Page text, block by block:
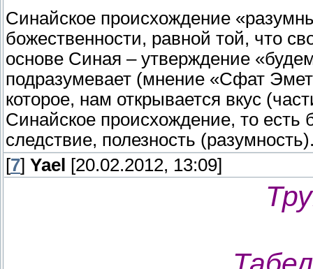
Синайское происхождение
божественности, равной той, что
основе Синая – утверждение
подразумевает (мнение «Сфат
которое, нам открывается вкус
Синайское происхождение, то есть
следствие, полезность
[7] Yael [20.02.2012, 13:09]